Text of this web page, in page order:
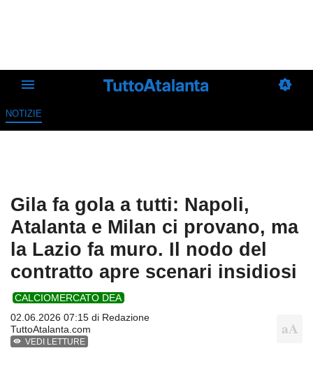
NOTIZIE
Gila fa gola a tutti: Napoli,
Atalanta e Milan ci provano, ma
la Lazio fa muro. Il nodo del
contratto apre scenari insidiosi
CALCIOMERCATO DEA
02.06.2026 07:15 di Redazione
TuttoAtalanta.com
VEDI LETTURE